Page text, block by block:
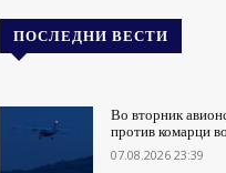
ПОСЛЕДНИ ВЕСТИ
Во вторник
против комарци
07.08.2026 23:39